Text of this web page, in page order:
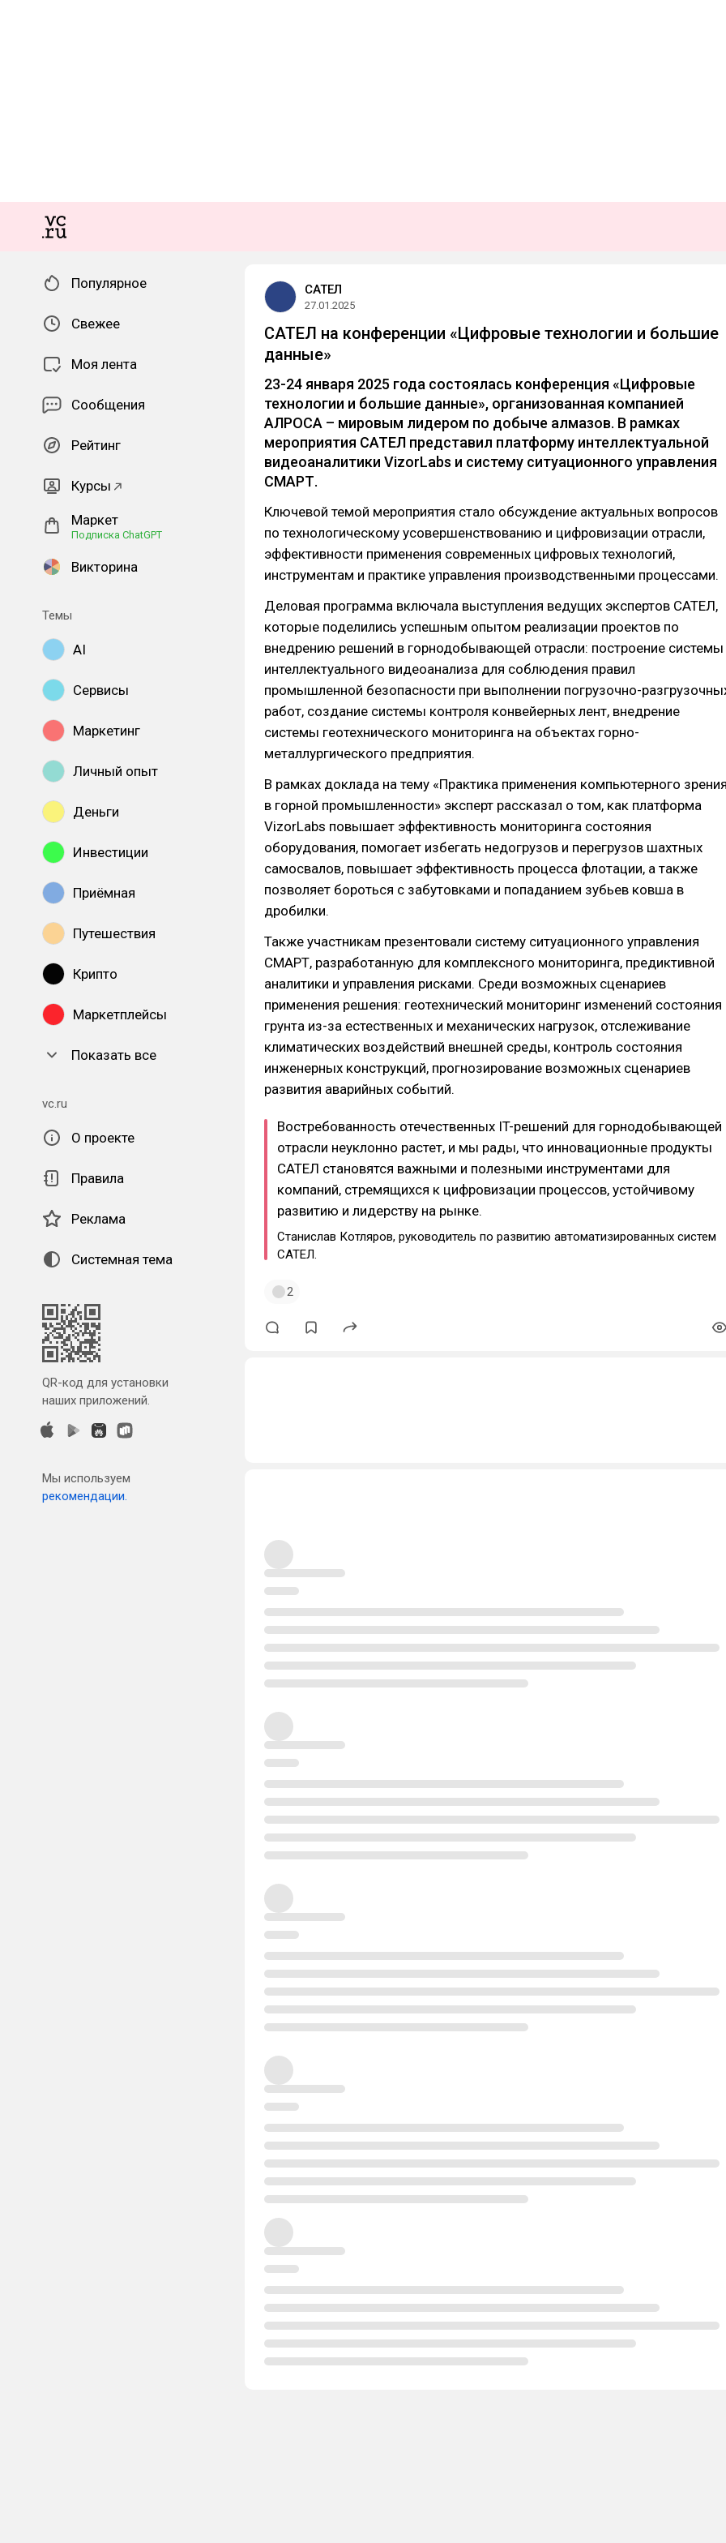
Популярное
Свежее
Моя лента
Сообщения
Рейтинг
Курсы
Маркет
Подписка ChatGPT
Викторина
Темы
AI
Сервисы
Маркетинг
Личный опыт
Деньги
Инвестиции
Приёмная
Путешествия
Крипто
Маркетплейсы
Показать все
vc.ru
О проекте
Правила
Реклама
Системная тема
QR-код для установки
наших приложений.
Мы используем
рекомендации.
САТЕЛ
27.01.2025
САТЕЛ на конференции «Цифровые технологии и большие
данные»
23-24 января 2025 года состоялась конференция «Цифровые
технологии и большие данные», организованная компанией
АЛРОСА – мировым лидером по добыче алмазов. В рамках
мероприятия САТЕЛ представил платформу интеллектуальной
видеоаналитики VizorLabs и систему ситуационного управления
СМАРТ.
Ключевой темой мероприятия стало обсуждение актуальных вопросов
по технологическому усовершенствованию и цифровизации отрасли,
эффективности применения современных цифровых технологий,
инструментам и практике управления производственными процессами.
Деловая программа включала выступления ведущих экспертов САТЕЛ,
которые поделились успешным опытом реализации проектов по
внедрению решений в горнодобывающей отрасли: построение системы
интеллектуального видеоанализа для соблюдения правил
промышленной безопасности при выполнении погрузочно-
работ, создание системы контроля конвейерных лент, внедрение
системы геотехнического мониторинга на объектах горно-
металлургического предприятия.
В рамках доклада на тему «Практика применения компьютерного
в горной промышленности» эксперт рассказал о том, как платформа
VizorLabs повышает эффективность мониторинга состояния
оборудования, помогает избегать недогрузов и перегрузов шахтных
самосвалов, повышает эффективность процесса флотации, а также
позволяет бороться с забутовками и попаданием зубьев ковша в
дробилки.
Также участникам презентовали систему ситуационного управления
СМАРТ, разработанную для комплексного мониторинга, предиктивной
аналитики и управления рисками. Среди возможных сценариев
применения решения: геотехнический мониторинг изменений состояния
грунта из-за естественных и механических нагрузок, отслеживание
климатических воздействий внешней среды, контроль состояния
инженерных конструкций, прогнозирование возможных сценариев
развития аварийных событий.
Востребованность отечественных IT-решений для горнодобывающей
отрасли неуклонно растет, и мы рады, что инновационные продукты
САТЕЛ становятся важными и полезными инструментами для
компаний, стремящихся к цифровизации процессов, устойчивому
развитию и лидерству на рынке.
Станислав Котляров, руководитель по развитию автоматизированных систем
САТЕЛ.
2